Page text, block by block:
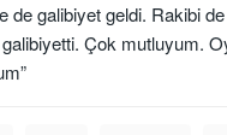
de galibiyet geldi. Rakibi
Çok mutluyum.